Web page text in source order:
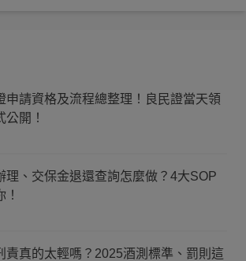
申請資格及流程總整理！良民證當天領
公開！
理、交保金退還查詢怎麼做？4大SOP
！
責真的太輕嗎？2025酒測標準、罰則這